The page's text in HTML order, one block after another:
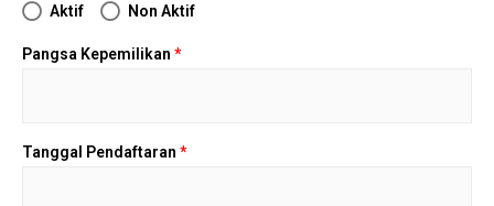
Aktif
Non Aktif
Pangsa Kepemilikan *
Tanggal Pendaftaran *